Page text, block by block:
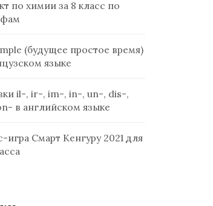
по химии за 8 класс по
(будущее простое время)
языке
il-, ir-, im-, in-, un-, dis-,
в английском языке
игра Смарт Кенгуру 2021 для